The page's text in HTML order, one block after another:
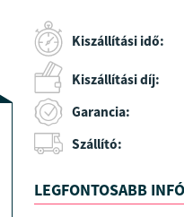
Kiszállítási idő:
Kiszállítási díj:
Garancia:
Szállító:
LEGFONTOSABB